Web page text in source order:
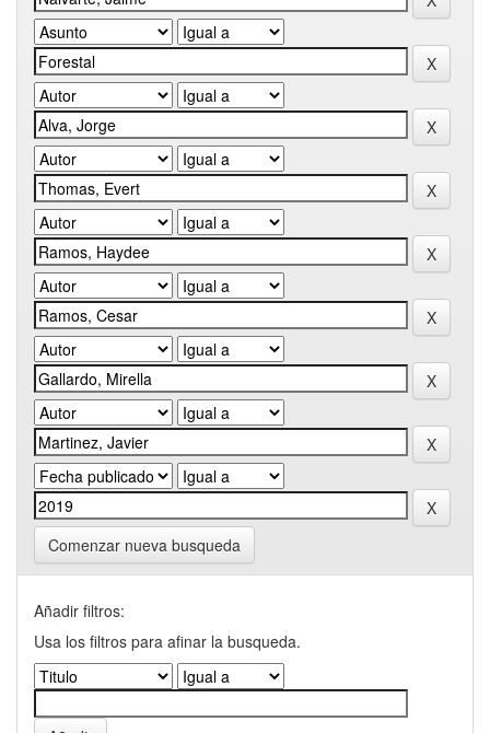
Comenzar nueva busqueda
Añadir filtros:
Usa los filtros para afinar la busqueda.